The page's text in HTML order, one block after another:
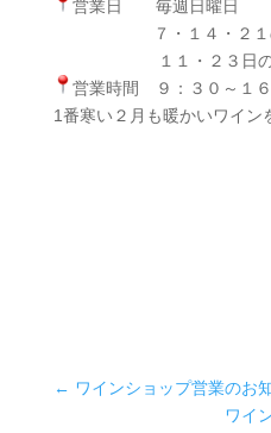
営業日 毎週日
７・１４・２１の
１１・２３日の
営業時間 ９：３０～１６
1番寒い２月も暖かいワイン
← ワインショップ営業のお
ワイ